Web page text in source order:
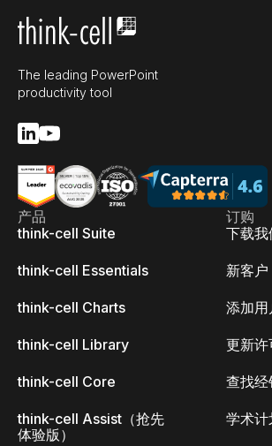
The leading PowerPoint
productivity tool
产品
think-cell Suite
think-cell Essentials
think-cell Charts
think-cell Library
think-cell Core
think-cell Assist（抢先
体验版）
订购
下载
新客户
添加用
更新许
查找经
学术计